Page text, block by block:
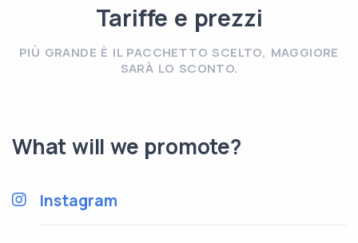
Tariffe e prezzi
PIÙ GRANDE È IL PACCHETTO SCELTO, MAGGIORE
SARÀ LO SCONTO.
What will we promote?
Instagram